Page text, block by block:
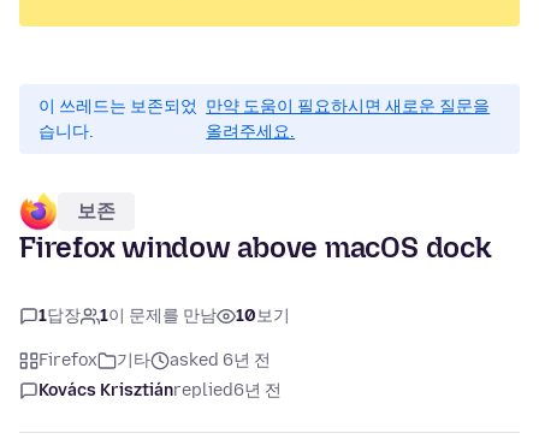
이 쓰레드는 보존되었
습니다.
만약 도움이 필요하시면 새로운 질문을
올려주세요.
보존
Firefox window above macOS dock
1답장 1이 문제를 만남 10보기
Firefox 기타
asked 6년 전
Kovács Krisztiánreplied6년 전